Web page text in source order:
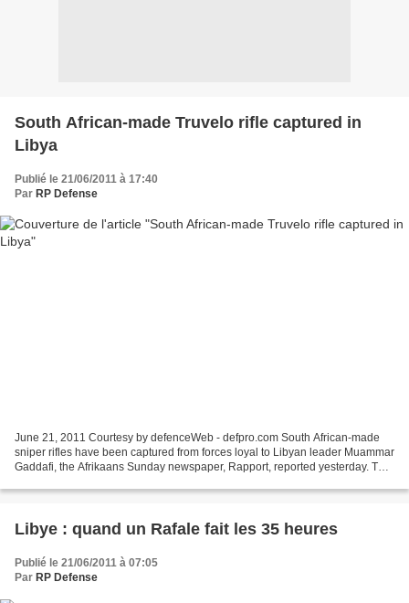
South African-made Truvelo rifle captured in
Libya
Publié le 21/06/2011 à 17:40
Par RP Defense
June 21, 2011 Courtesy by defenceWeb - defpro.com South African-made
sniper rifles have been captured from forces loyal to Libyan leader Muammar
Gaddafi, the Afrikaans Sunday newspaper, Rapport, reported yesterday. The
Libye : quand un Rafale fait les 35 heures
Publié le 21/06/2011 à 07:05
Par RP Defense